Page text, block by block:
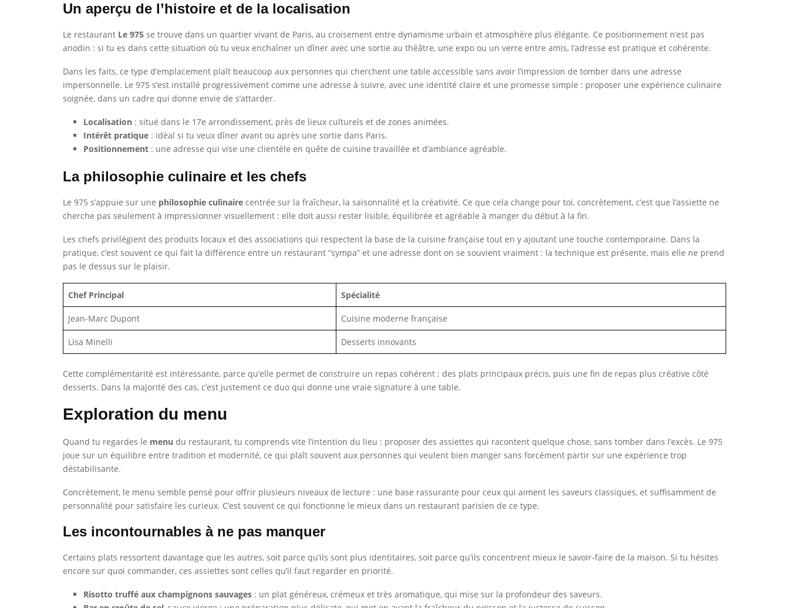
Un aperçu de l’histoire et de la localisation
Le restaurant Le 975 se trouve dans un quartier vivant de Paris, au croisement entre dynamisme urbain et atmosphère plus élégante. Ce positionnement n’est pas
anodin : si tu es dans cette situation où tu veux enchaîner un dîner avec une sortie au théâtre, une expo ou un verre entre amis, l’adresse est pratique et cohérente.
Dans les faits, ce type d’emplacement plaît beaucoup aux personnes qui cherchent une table accessible sans avoir l’impression de tomber dans une adresse
impersonnelle. Le 975 s’est installé progressivement comme une adresse à suivre, avec une identité claire et une promesse simple : proposer une expérience culinaire
soignée, dans un cadre qui donne envie de s’attarder.
Localisation : situé dans le 17e arrondissement, près de lieux culturels et de zones animées.
Intérêt pratique : idéal si tu veux dîner avant ou après une sortie dans Paris.
Positionnement : une adresse qui vise une clientèle en quête de cuisine travaillée et d’ambiance agréable.
La philosophie culinaire et les chefs
Le 975 s’appuie sur une philosophie culinaire centrée sur la fraîcheur, la saisonnalité et la créativité. Ce que cela change pour toi, concrètement, c’est que l’assiette ne
cherche pas seulement à impressionner visuellement : elle doit aussi rester lisible, équilibrée et agréable à manger du début à la fin.
Les chefs privilégient des produits locaux et des associations qui respectent la base de la cuisine française tout en y ajoutant une touche contemporaine. Dans la
pratique, c’est souvent ce qui fait la différence entre un restaurant “sympa” et une adresse dont on se souvient vraiment : la technique est présente, mais elle ne prend
pas le dessus sur le plaisir.
Chef Principal Spécialité
Jean-Marc Dupont Cuisine moderne française
Lisa Minelli Desserts innovants
Cette complémentarité est intéressante, parce qu’elle permet de construire un repas cohérent : des plats principaux précis, puis une fin de repas plus créative côté
desserts. Dans la majorité des cas, c’est justement ce duo qui donne une vraie signature à une table.
Exploration du menu
Quand tu regardes le menu du restaurant, tu comprends vite l’intention du lieu : proposer des assiettes qui racontent quelque chose, sans tomber dans l’excès. Le 975
joue sur un équilibre entre tradition et modernité, ce qui plaît souvent aux personnes qui veulent bien manger sans forcément partir sur une expérience trop
déstabilisante.
Concrètement, le menu semble pensé pour offrir plusieurs niveaux de lecture : une base rassurante pour ceux qui aiment les saveurs classiques, et suffisamment de
personnalité pour satisfaire les curieux. C’est souvent ce qui fonctionne le mieux dans un restaurant parisien de ce type.
Les incontournables à ne pas manquer
Certains plats ressortent davantage que les autres, soit parce qu’ils sont plus identitaires, soit parce qu’ils concentrent mieux le savoir-faire de la maison. Si tu hésites
encore sur quoi commander, ces assiettes sont celles qu’il faut regarder en priorité.
Risotto truffé aux champignons sauvages : un plat généreux, crémeux et très aromatique, qui mise sur la profondeur des saveurs.